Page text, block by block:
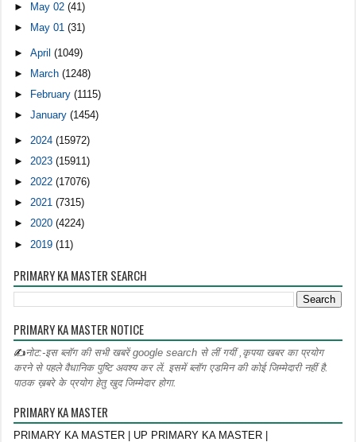
►
May 02(41)
►
May 01(31)
►April(1049)
►
March(1248)
►
February(1115)
►January(1454)
► 2024(15972)
► 2023(15911)
►2022(17076)
►2021(7315)
►2020(4224)
► 2019(11)
PRIMARY KA MASTER SEARCH
PRIMARY KA MASTER NOTICE
✍नोट:-इस ब्लॉग की सभी खबरें google search से लीं गयीं ,कृपया खबर का प्रयोग
करने से पहले वैधानिक पुष्टि अवश्य कर लें. इसमें ब्लॉग एडमिन की कोई जिम्मेदारी नहीं है.
पाठक ख़बरे के प्रयोग हेतु खुद जिम्मेदार होगा.
PRIMARY KA MASTER
PRIMARY KA MASTER | UP PRIMARY KA MASTER |